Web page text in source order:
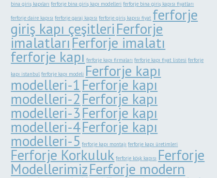
bina giriş kapıları ferforje bina giriş kapı modelleri ferforje bina giriş kapısı fiyatları
ferforje daire kapısı ferforje garaj kapısı ferforje giriş kapısı fiyat ferforje
giriş kapı çeşitleriFerforje
imalatlarıFerforje imalatı
ferforje kapı ferforje kapı firmaları ferforje kapı fiyat listesi ferforje
kapı istanbul ferforje kapı modeli Ferforje kapı
modelleri-1 Ferforje kapı
modelleri-2Ferforje kapı
modelleri-3Ferforje kapı
modelleri-4Ferforje kapı
modelleri-5 ferforje kapı montajı ferforje kapı üretimleri
Ferforje Korkuluk ferforje köşk kapısı Ferforje
ModellerimizFerforje modern